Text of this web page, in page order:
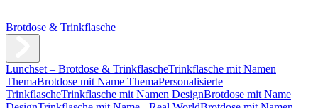
Brotdose & Trinkflasche
Lunchset – Brotdose & TrinkflascheTrinkflasche mit Namen
ThemaBrotdose mit Name ThemaPersonalisierte
TrinkflascheTrinkflasche mit Namen DesignBrotdose mit Name